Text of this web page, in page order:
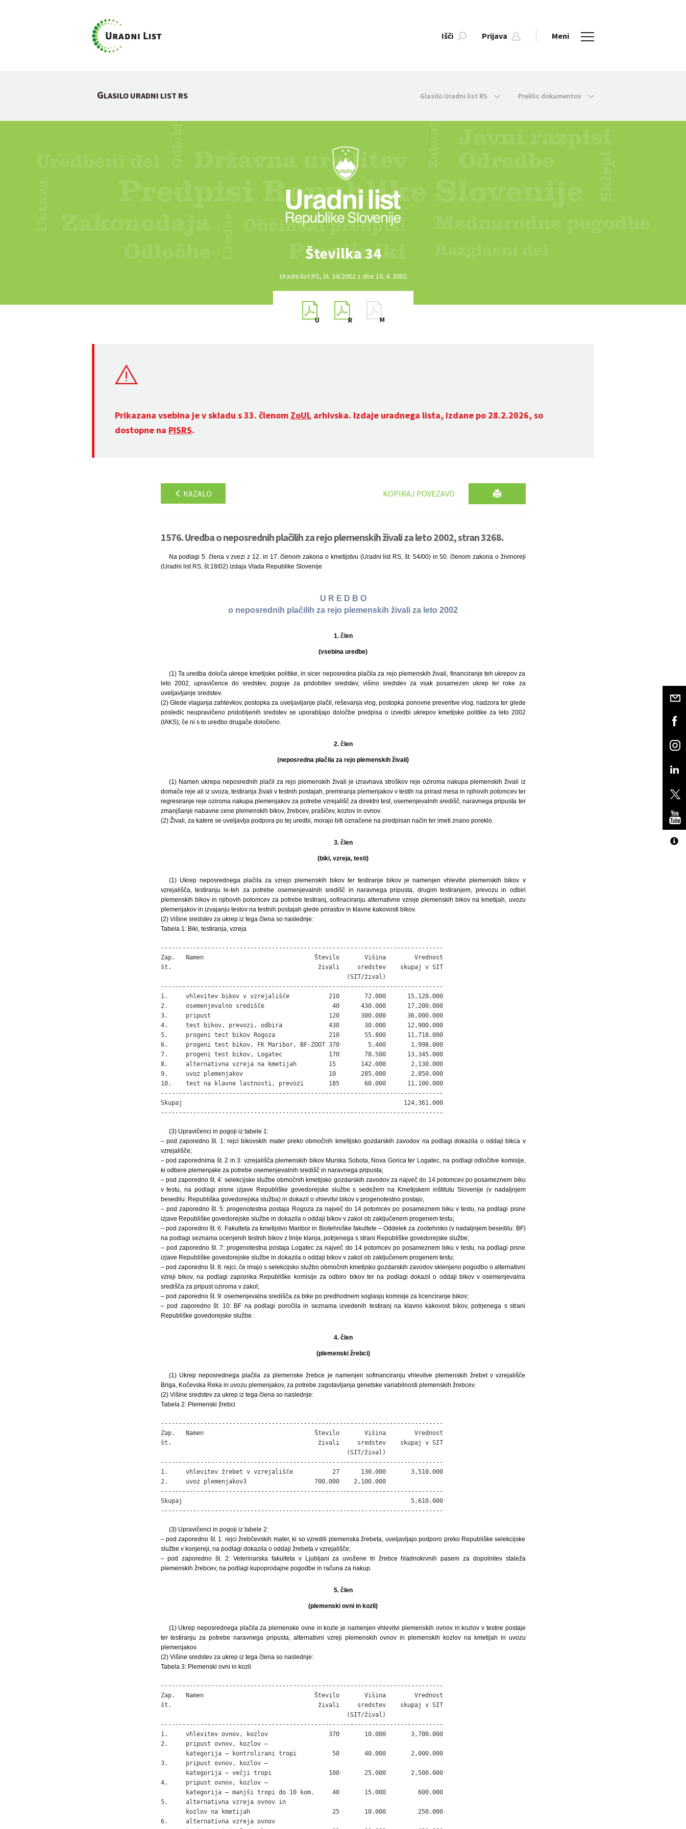
Išči Prijava Meni
GLASILO URADNI LIST RS Glasilo Uradni list RS Preklic dokumentov
Številka 34
Uradni list RS, št. 34/2002 z dne 16. 4. 2002
Prikazana vsebina je v skladu s 33. členom ZoUL arhivska. Izdaje uradnega lista, izdane po 28.2.2026, so
dostopne na PISRS.
KAZALO KOPIRAJ POVEZAVO
1576. Uredba o neposrednih plačilih za rejo plemenskih živali za leto 2002, stran 3268.
Na podlagi 5. člena v zvezi z 12. in 17. členom zakona o kmetijstvu (Uradni list RS, št. 54/00) in 50. členom zakona o živinoreji
(Uradni list RS, št.18/02) izdaja Vlada Republike Slovenije
U R E D B O
o neposrednih plačilih za rejo plemenskih živali za leto 2002
1. člen
(vsebina uredbe)
(1) Ta uredba določa ukrepe kmetijske politike, in sicer neposredna plačila za rejo plemenskih živali, financiranje teh ukrepov za
leto 2002, upravičence do sredstev, pogoje za pridobitev sredstev, višino sredstev za vsak posamezen ukrep ter roke za
uveljavljanje sredstev.
(2) Glede vlaganja zahtevkov, postopka za uveljavljanje plačil, reševanja vlog, postopka ponovne preveritve vlog, nadzora ter glede
posledic neupravičeno pridobljenih sredstev se uporabljajo določbe predpisa o izvedbi ukrepov kmetijske politike za leto 2002
(IAKS), če ni s to uredbo drugače določeno.
2. člen
(neposredna plačila za rejo plemenskih živali)
(1) Namen ukrepa neposrednih plačil za rejo plemenskih živali je izravnava stroškov reje oziroma nakupa plemenskih živali iz
domače reje ali iz uvoza, testiranja živali v testnih postajah, premiranja plemenjakov v testih na prirast mesa in njihovih potomcev ter
regresiranje reje oziroma nakupa plemenjakov za potrebe vzrejališč za direktni test, osemenjevalnih središč, naravnega pripusta ter
zmanjšanje nabavne cene plemenskih bikov, žrebcev, prašičev, kozlov in ovnov.
(2) Živali, za katere se uveljavlja podpora po tej uredbi, morajo biti označene na predpisan način ter imeti znano poreklo.
3. člen
(biki, vzreja, testi)
(1) Ukrep neposrednega plačila za vzrejo plemenskih bikov ter testiranje bikov je namenjen vhlevitvi plemenskih bikov v
vzrejališča, testiranju le-teh za potrebe osemenjevalnih središč in naravnega pripusta, drugim testiranjem, prevozu in odbiri
plemenskih bikov in njihovih potomcev za potrebe testiranj, sofinaciranju alternativne vzreje plemenskih bikov na kmetijah, uvozu
plemenjakov in izvajanju testov na testnih postajah glede prirastov in klavne kakovosti bikov.
(2) Višine sredstev za ukrep iz tega člena so naslednje:
Tabela 1: Biki, testiranja, vzreja
-------------------------------------------------------------------------------
Zap.   Namen                               Število       Višina        Vrednost
št.                                         živali     sredstev    skupaj v SIT
                                                    (SIT/žival)
-------------------------------------------------------------------------------
1.     vhlevitev bikov v vzrejališče           210       72.000      15,120.000
2.     osemenjevalno središče                   40      430.000      17,200.000
3.     pripust                                 120      300.000      36,000.000
4.     test bikov, prevozi, odbira             430       30.000      12,900.000
5.     progeni test bikov Rogoza               210       55.800      11,718.000
6.     progeni test bikov, FK Maribor, BF-ZOOT 370        5.400       1,998.000
7.     progeni test bikov, Logatec             170       78.500      13,345.000
8.     alternativna vzreja na kmetijah         15       142.000       2,130.000
9.     uvoz plemenjakov                        10       285.000       2,850.000
10.    test na klavne lastnosti, prevozi       185       60.000      11,100.000
-------------------------------------------------------------------------------
Skupaj                                                              124,361.000
-------------------------------------------------------------------------------
(3) Upravičenci in pogoji iz tabele 1:
– pod zaporedno št. 1: rejci bikovskih mater preko območnih kmetijsko gozdarskih zavodov na podlagi dokazila o oddaji bikca v
vzrejališče;
– pod zaporednima št. 2 in 3: vzrejališča plemenskih bikov Murska Sobota, Nova Gorica ter Logatec, na podlagi odločitve komisije,
ki odbere plemenjake za potrebe osemenjevalnih središč in naravnega pripusta;
– pod zaporedno št. 4: selekcijske službe območnih kmetijsko gozdarskih zavodov za največ do 14 potomcev po posameznem biku
v testu, na podlagi pisne izjave Republiške govedorejske službe s sedežem na Kmetijskem inštitutu Slovenije (v nadaljnjem
besedilu: Republiška govedorejska služba) in dokazil o vhlevitvi bikov v progenotestno postajo,
– pod zaporedno št. 5: progenotestna postaja Rogoza za največ do 14 potomcev po posameznem biku v testu, na podlagi pisne
izjave Republiške govedorejske službe in dokazila o oddaji bikov v zakol ob zaključenem progenem testu;
– pod zaporedno št. 6: Fakulteta za kmetijstvo Maribor in Biotehniške fakultete – Oddelek za zootehniko (v nadaljnjem besedilu: BF)
na podlagi seznama ocenjenih testnih bikov z linije klanja, potrjenega s strani Republiške govedorejske službe;
– pod zaporedno št. 7: progenotestna postaja Logatec za največ do 14 potomcev po posameznem biku v testu, na podlagi pisne
izjave Republiške govedorejske službe in dokazila o oddaji bikov v zakol ob zaključenem progenem testu;
– pod zaporedno št. 8: rejci, če imajo s selekcijsko službo območnih kmetijsko gozdarskih zavodov sklenjeno pogodbo o alternativni
vzreji bikov, na podlagi zapisnika Republiške komisije za odbiro bikov ter na podlagi dokazil o oddaji bikov v osemenjevalna
središča za pripust oziroma v zakol;
– pod zaporedno št. 9: osemenjevalna središča za bike po predhodnem soglasju komisije za licenciranje bikov;
– pod zaporedno št. 10: BF na podlagi poročila in seznama izvedenih testiranj na klavno kakovost bikov, potrjenega s strani
Republiške govedorejske službe.
4. člen
(plemenski žrebci)
(1) Ukrep neposrednega plačila za plemenske žrebce je namenjen sofinanciranju vhlevitve plemenskih žrebet v vzrejališče
Briga, Kočevska Reka in uvozu plemenjakov, za potrebe zagotavljanja genetske variabilnosti plemenskih žrebcev.
(2) Višine sredstev za ukrep iz tega člena so naslednje:
Tabela 2: Plemenski žrebci
-------------------------------------------------------------------------------
Zap.   Namen                               Število       Višina        Vrednost
št.                                         živali     sredstev    skupaj v SIT
                                                    (SIT/žival)
-------------------------------------------------------------------------------
1.     vhlevitev žrebet v vzrejališče           27      130.000       3,510.000
2.     uvoz plemenjakov3                   700.000    2,100.000
-------------------------------------------------------------------------------
Skupaj                                                                5,610.000
-------------------------------------------------------------------------------
(3) Upravičenci in pogoji iz tabele 2:
– pod zaporedno št. 1: rejci žrebčevskih mater, ki so vzredili plemenska žrebeta, uveljavljajo podporo preko Republiške selekcijske
službe v konjereji, na podlagi dokazila o oddaji žrebeta v vzrejališče;
– pod zaporedno št. 2: Veterinarska fakulteta v Ljubljani za uvožene tri žrebce hladnokrvnih pasem za dopolnitev staleža
plemenskih žrebcev, na podlagi kupoprodajne pogodbe in računa za nakup.
5. člen
(plemenski ovni in kozli)
(1) Ukrep neposrednega plačila za plemenske ovne in kozle je namenjen vhlevitvi plemenskih ovnov in kozlov v testne postaje
ter testiranju za potrebe naravnega pripusta, alternativni vzreji plemenskih ovnov in plemenskih kozlov na kmetijah in uvozu
plemenjakov.
(2) Višine sredstev za ukrep iz tega člena so naslednje:
Tabela 3: Plemenski ovni in kozli
-------------------------------------------------------------------------------
Zap.   Namen                               Število       Višina        Vrednost
št.                                         živali     sredstev    skupaj v SIT
                                                    (SIT/žival)
-------------------------------------------------------------------------------
1.     vhlevitev ovnov, kozlov                 370       10.000       3,700.000
2.     pripust ovnov, kozlov –
       kategorija – kontrolirani tropi          50       40.000       2,000.000
3.     pripust ovnov, kozlov –
       kategorija – večji tropi                100       25.000       2,500.000
4.     pripust ovnov, kozlov –
       kategorija – manjši tropi do 10 kom.     40       15.000         600.000
5.     alternativna vzreja ovnov in
       kozlov na kmetijah                       25       10.000         250.000
6.     alternativna vzreja ovnov